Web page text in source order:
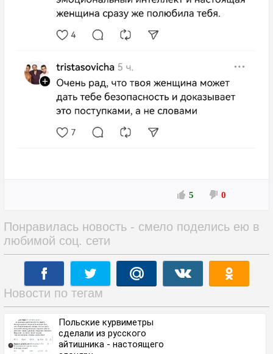
5 0
Понравилась новость - смело поделись ею в
любимой соц. сети
Новости по тегам
Польские курвиметры
сделали из русского
айтишника - настоящего